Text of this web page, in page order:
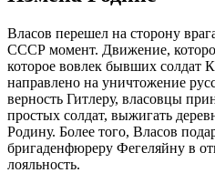
Власов перешел на сторону
СССР момент. Движение,
которое вовлек бывших солдат
направлено на уничтожение
верность Гитлеру, власовцы
простых солдат, выжигать
Родину. Более того, Власов
бригаденфюреру Фегеляйну в
лояльность.